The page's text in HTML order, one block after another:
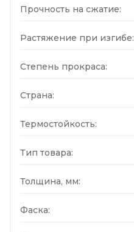
Прочность на сжатие:
Растяжение при изгибе:
Степень прокраса:
Страна:
Термостойкость:
Тип товара:
Толщина, мм:
Фаска: